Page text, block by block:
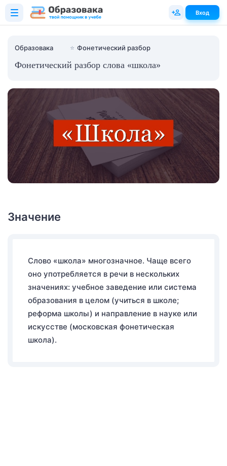
Образовака ⭐ Фонетический разбор
Фонетический разбор слова «школа»
Значение
Слово «школа» многозначное. Чаще всего
оно употребляется в речи в нескольких
значениях: учебное заведение или система
образования в целом (учиться в школе;
реформа школы) и направление в науке или
искусстве (московская фонетическая
школа).
Вход